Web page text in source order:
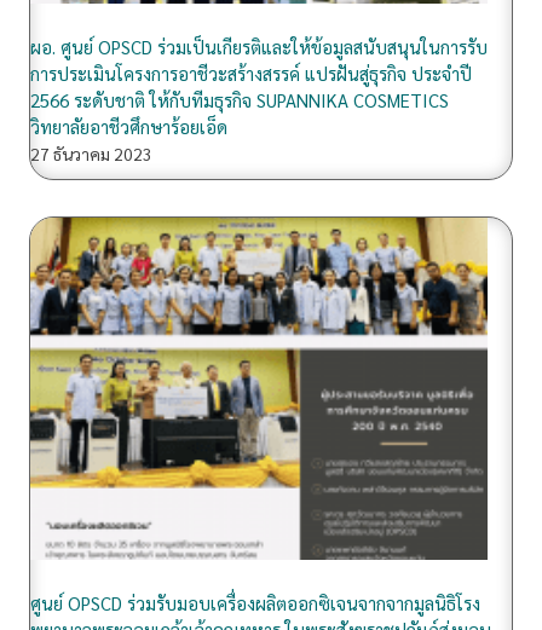
ผอ. ศูนย์ OPSCD ร่วมเป็นเกียรติและให้ข้อมูลสนับสนุนในการรับ
การประเมินโครงการอาชีวะสร้างสรรค์ แปรฝันสู่ธุรกิจ ประจำปี
2566 ระดับชาติ ให้กับทีมธุรกิจ SUPANNIKA COSMETICS
วิทยาลัยอาชีวศึกษาร้อยเอ็ด
27 ธันวาคม 2023
ศูนย์ OPSCD ร่วมรับมอบเครื่องผลิตออกซิเจนจากจากมูลนิธิโรง